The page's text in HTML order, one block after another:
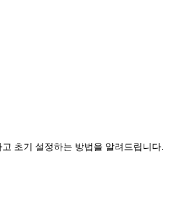
초기 설정하는 방법을 알려드립니다.